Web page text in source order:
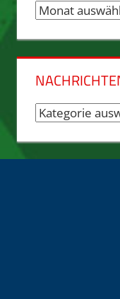
Nachrichten-
Nachrichten-